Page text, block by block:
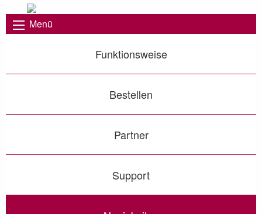
Menü
Funktionsweise
Bestellen
Partner
Support